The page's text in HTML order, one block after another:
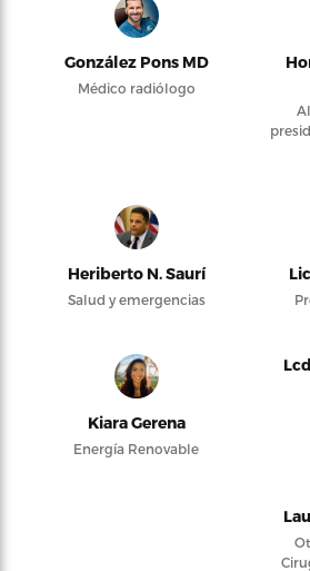
González Pons MD
Médico radiólogo
Heriberto N. Saurí
Salud y emergencias
Kiara Gerena
Energía Renovable